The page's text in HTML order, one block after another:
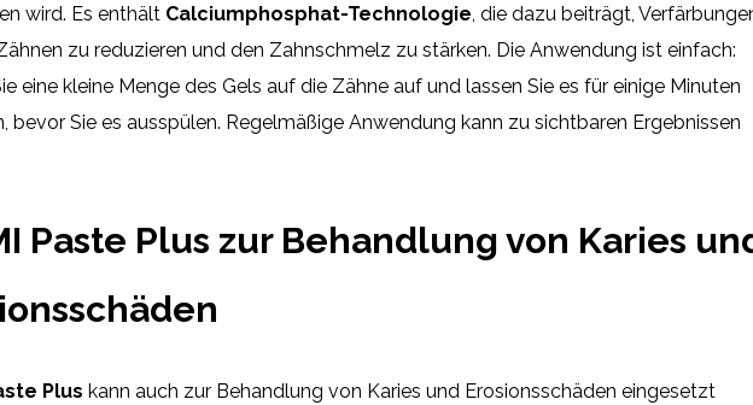
wird. Es enthält Calciumphosphat-Technologie , die dazu beiträgt,
zu reduzieren und den Zahnschmelz zu stärken. Die Anwendung ist einfach:
eine kleine Menge des Gels auf die Zähne auf und lassen Sie es für einige Minuten
bevor Sie es ausspülen. Regelmäßige Anwendung kann zu sichtbaren Ergebnissen
Paste Plus zur Behandlung von Karies
Plus kann auch zur Behandlung von Karies und Erosionsschäden eingesetzt